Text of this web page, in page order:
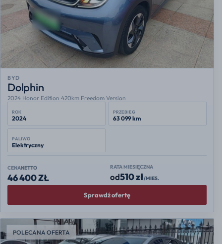
BYD
Dolphin
2024 Honor Edition 420km Freedom Version
ROK
2024
PRZEBIEG
63 099 km
PALIWO
Elektryczny
CENANETTO
46 400 ZŁ
RATA MIESIĘCZNA
od510 zł/MIES.
Sprawdź ofertę
POLECANA OFERTA